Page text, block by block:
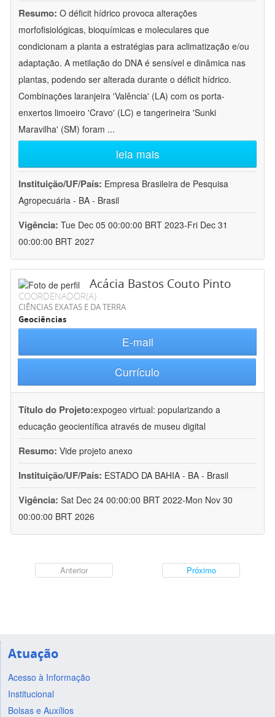
Resumo: O déficit hídrico provoca alterações
morfofisiológicas, bioquímicas e moleculares que
condicionam a planta a estratégias para aclimatização e/ou
adaptação. A metilação do DNA é sensível e dinâmica nas
plantas, podendo ser alterada durante o déficit hídrico.
Combinações laranjeira 'Valência' (LA) com os porta-
enxertos limoeiro 'Cravo' (LC) e tangerineira 'Sunki
Maravilha' (SM) foram ...
leia mais
Instituição/UF/País: Empresa Brasileira de Pesquisa
Agropecuária - BA - Brasil
Vigência: Tue Dec 05 00:00:00 BRT 2023-Fri Dec 31
00:00:00 BRT 2027
Acácia Bastos Couto Pinto
COORDENADOR(A)
CIÊNCIAS EXATAS E DA TERRA
Geociências
E-mail
Currículo
Título do Projeto:expogeo virtual: popularizando a
educação geocientífica através de museu digital
Resumo: Vide projeto anexo
Instituição/UF/País: ESTADO DA BAHIA - BA - Brasil
Vigência: Sat Dec 24 00:00:00 BRT 2022-Mon Nov 30
00:00:00 BRT 2026
Anterior Próximo
Atuação
Acesso à Informação
Institucional
Bolsas e Auxílios